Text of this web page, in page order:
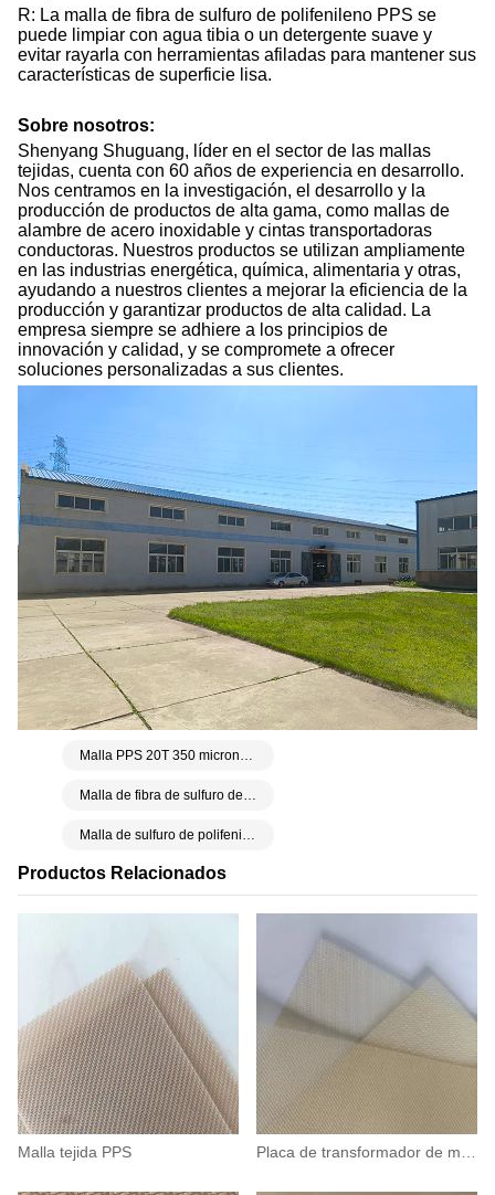
Productos Relacionados
Malla tejida PPS
R: La malla de fibra de sulfuro de polifenileno PPS se
puede limpiar con agua tibia o un detergente suave y
evitar rayarla con herramientas afiladas para mantener sus
características de superficie lisa.
Sobre nosotros:
Shenyang Shuguang, líder en el sector de las mallas
tejidas, cuenta con 60 años de experiencia en desarrollo.
Nos centramos en la investigación, el desarrollo y la
producción de productos de alta gama, como mallas de
alambre de acero inoxidable y cintas transportadoras
conductoras. Nuestros productos se utilizan ampliamente
en las industrias energética, química, alimentaria y otras,
ayudando a nuestros clientes a mejorar la eficiencia de la
producción y garantizar productos de alta calidad. La
empresa siempre se adhiere a los principios de
innovación y calidad, y se compromete a ofrecer
soluciones personalizadas a sus clientes.
Malla PPS 20T 350 micrones Área abierta 51%
Malla de fibra de sulfuro de polifenileno PPS
Malla de sulfuro de polifenileno de alta temperatura de 190 °C